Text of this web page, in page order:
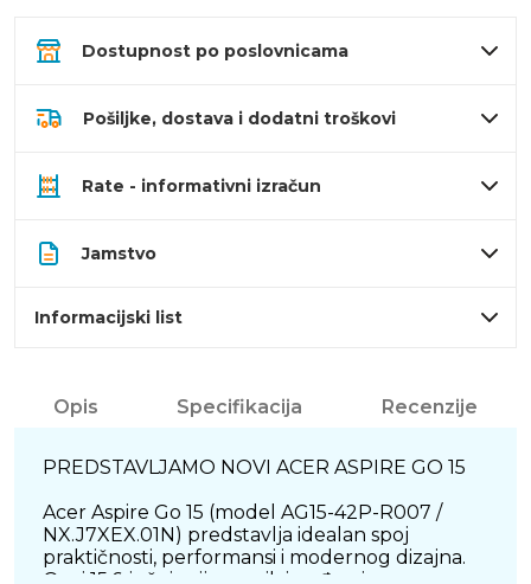
Dostupnost po poslovnicama
Pošiljke, dostava i dodatni troškovi
Rate - informativni izračun
Jamstvo
Informacijski list
Opis Specifikacija Recenzije
PREDSTAVLJAMO NOVI ACER ASPIRE GO 15
Acer Aspire Go 15 (model AG15-42P-R007 /
NX.J7XEX.01N) predstavlja idealan spoj
praktičnosti, performansi i modernog dizajna.